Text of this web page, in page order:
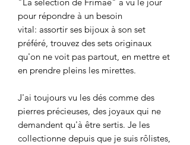
pour répondre à un besoin
vital: assortir ses bijoux à son set
préféré, trouvez des sets originaux
qu'on ne voit pas partout, en mettre et
en prendre pleins les mirettes.
J'ai toujours vu les dés comme des
pierres précieuses, des joyaux qui ne
demandent qu'à être sertis. Je les
collectionne depuis que je suis rôlistes,